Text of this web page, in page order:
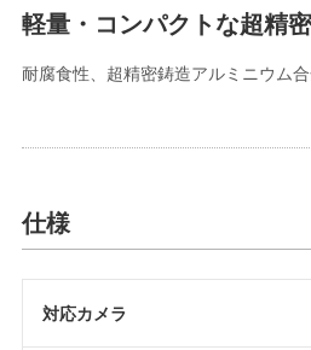
軽量・コンパクトな超精
耐腐食性、超精密鋳造アルミニウム
仕様
対応カメラ